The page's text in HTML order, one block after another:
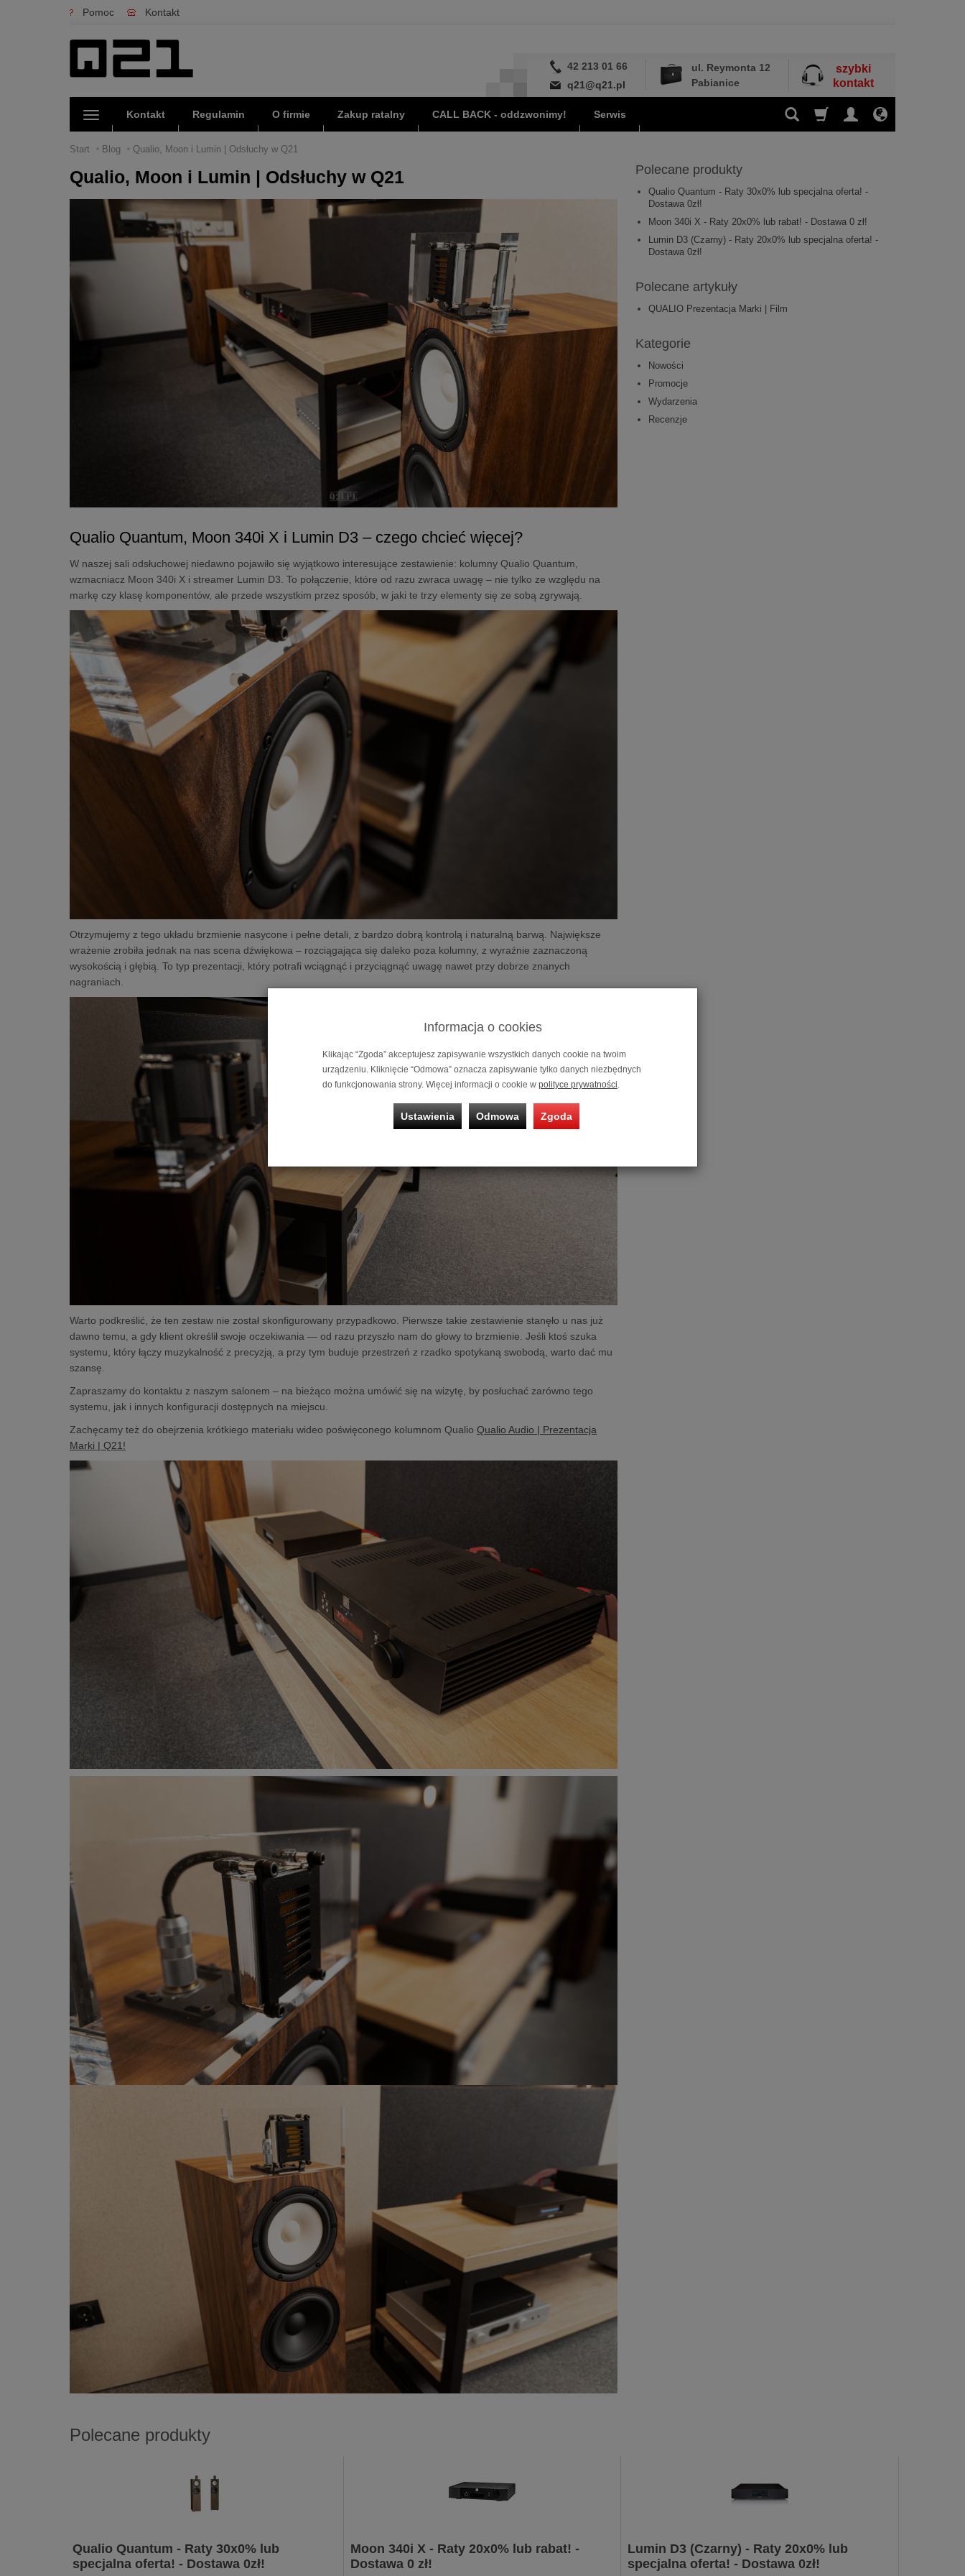
Pomoc Kontakt
42 213 01 66
q21@q21.pl
ul. Reymonta 12
Pabianice
szybki
kontakt
Kontakt Regulamin O firmie Zakup ratalny CALL BACK - oddzwonimy! Serwis
Start Blog Qualio, Moon i Lumin | Odsłuchy w Q21
Qualio, Moon i Lumin | Odsłuchy w Q21
Qualio Quantum, Moon 340i X i Lumin D3 – czego chcieć więcej?
W naszej sali odsłuchowej niedawno pojawiło się wyjątkowo interesujące zestawienie: kolumny Qualio Quantum,
wzmacniacz Moon 340i X i streamer Lumin D3. To połączenie, które od razu zwraca uwagę – nie tylko ze względu na
markę czy klasę komponentów, ale przede wszystkim przez sposób, w jaki te trzy elementy się ze sobą zgrywają.
Otrzymujemy z tego układu brzmienie nasycone i pełne detali, z bardzo dobrą kontrolą i naturalną barwą. Największe
wrażenie zrobiła jednak na nas scena dźwiękowa – rozciągająca się daleko poza kolumny, z wyraźnie zaznaczoną
wysokością i głębią. To typ prezentacji, który potrafi wciągnąć i przyciągnąć uwagę nawet przy dobrze znanych
nagraniach.
Warto podkreślić, że ten zestaw nie został skonfigurowany przypadkowo. Pierwsze takie zestawienie stanęło u nas już
dawno temu, a gdy klient określił swoje oczekiwania — od razu przyszło nam do głowy to brzmienie. Jeśli ktoś szuka
systemu, który łączy muzykalność z precyzją, a przy tym buduje przestrzeń z rzadko spotykaną swobodą, warto dać mu
szansę.
Zapraszamy do kontaktu z naszym salonem – na bieżąco można umówić się na wizytę, by posłuchać zarówno tego
systemu, jak i innych konfiguracji dostępnych na miejscu.
Zachęcamy też do obejrzenia krótkiego materiału wideo poświęconego kolumnom Qualio Qualio Audio | Prezentacja
Marki | Q21!
Polecane produkty
Qualio Quantum - Raty 30x0% lub specjalna oferta! -
Dostawa 0zł!
Moon 340i X - Raty 20x0% lub rabat! - Dostawa 0 zł!
Lumin D3 (Czarny) - Raty 20x0% lub specjalna oferta! -
Dostawa 0zł!
Polecane artykuły
QUALIO Prezentacja Marki | Film
Kategorie
Nowości
Promocje
Wydarzenia
Recenzje
Polecane produkty
Qualio Quantum - Raty 30x0% lub
specjalna oferta! - Dostawa 0zł!
Moon 340i X - Raty 20x0% lub rabat! -
Dostawa 0 zł!
Lumin D3 (Czarny) - Raty 20x0% lub
specjalna oferta! - Dostawa 0zł!
Informacja o cookies
Klikając “Zgoda” akceptujesz zapisywanie wszystkich danych cookie na twoim
urządzeniu. Kliknięcie “Odmowa” oznacza zapisywanie tylko danych niezbędnych
do funkcjonowania strony. Więcej informacji o cookie w polityce prywatności.
Ustawienia Odmowa Zgoda